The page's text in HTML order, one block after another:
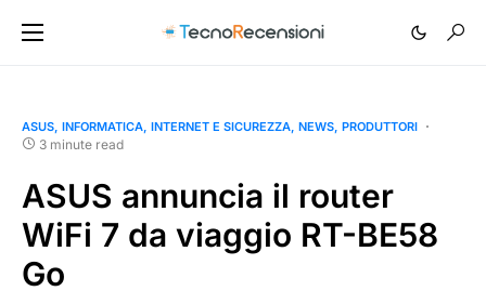
ASUS INFORMATICA INTERNET E SICUREZZA NEWS PRODUTTORI
3 minute read
ASUS annuncia il router
WiFi 7 da viaggio RT-BE58
Go